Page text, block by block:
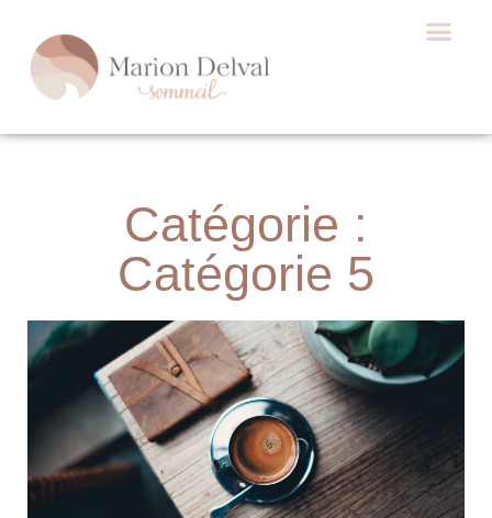
Catégorie :
Catégorie 5